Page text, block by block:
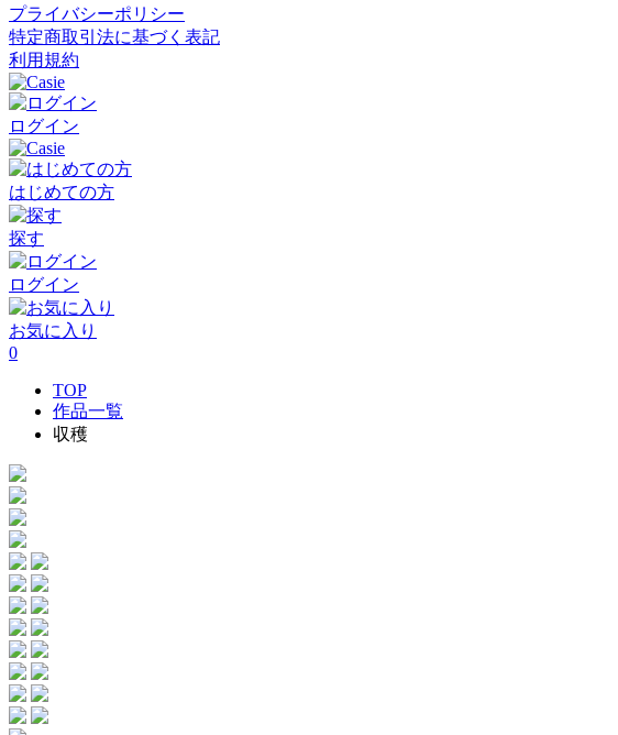
プライバシーポリシー
特定商取引法に基づく表記
利用規約
ログイン
はじめての方
探す
ログイン
お気に入り
0
TOP
作品一覧
収穫